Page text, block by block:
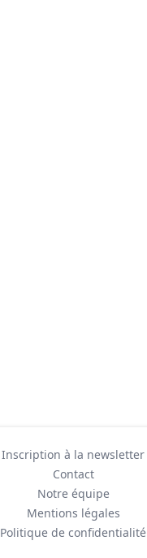
Inscription à la newsletter
Contact
Notre équipe
Mentions légales
Politique de confidentialité